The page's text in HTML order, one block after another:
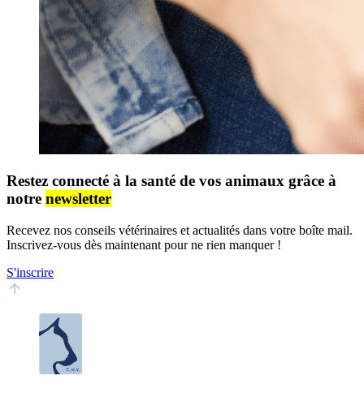
Restez connecté à la santé de vos animaux grâce à
notre newsletter
Recevez nos conseils vétérinaires et actualités dans votre boîte mail.
Inscrivez-vous dès maintenant pour ne rien manquer !
S'inscrire